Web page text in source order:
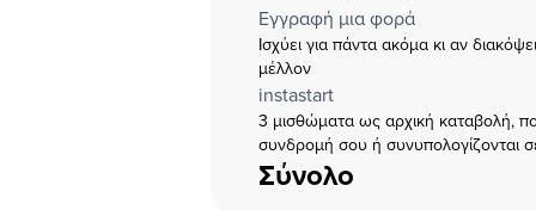
Εγγραφή μια φορά
Ισχύει για πάντα ακόμα κι αν
μέλλον
instastart
3 μισθώματα ως αρχική καταβολή,
συνδρομή σου ή συνυπολογίζονται
Σύνολο